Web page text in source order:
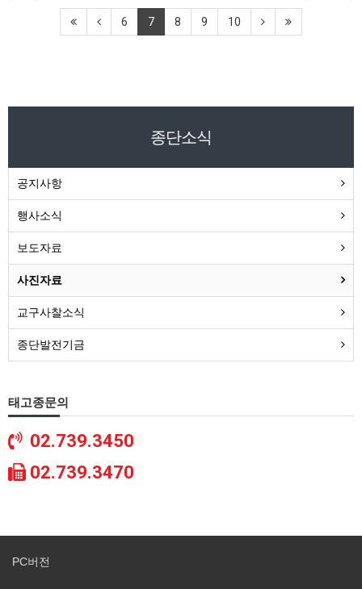
6 7 8 9 10
종단소식
공지사항
행사소식
보도자료
사진자료
교구사찰소식
종단발전기금
태고종문의
02.739.3450
02.739.3470
PC버전